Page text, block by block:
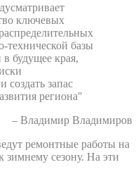
ключевых
технической базы
будущее края,
создать запас
региона"
– Владимир Владимиров
ремонтные работы на
зимнему сезону. На эти